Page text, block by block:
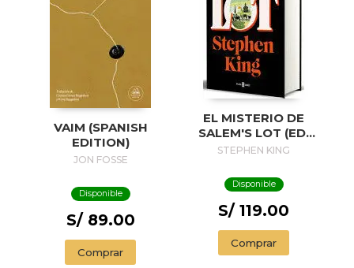
VAIM (SPANISH
EDITION)
JON FOSSE
Disponible
S/ 89.00
Comprar
EL MISTERIO DE
SALEM'S LOT (ED.
50 ANIVERSARIO) /
STEPHEN KING
Disponible
S/ 119.00
Comprar